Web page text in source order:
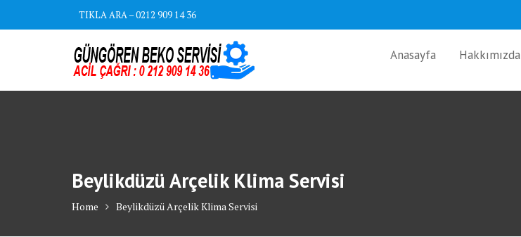
TIKLA ARA – 0212 909 14 36
Anasayfa Hakkımızda
Beylikdüzü Arçelik Klima Servisi
Home Beylikdüzü Arçelik Klima Servisi